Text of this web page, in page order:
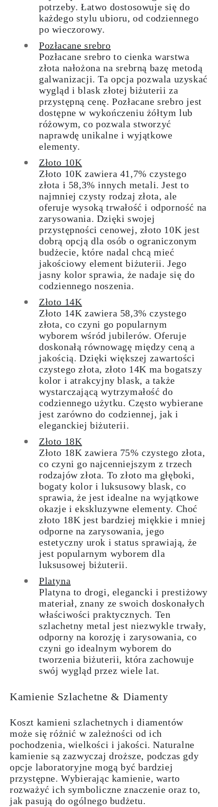
potrzeby. Łatwo dostosowuje się do
każdego stylu ubioru, od codziennego
po wieczorowy.
Pozłacane srebro
Pozłacane srebro to cienka warstwa
złota nałożona na srebrną bazę metodą
galwanizacji. Ta opcja pozwala uzyskać
wygląd i blask złotej biżuterii za
przystępną cenę. Pozłacane srebro jest
dostępne w wykończeniu żółtym lub
różowym, co pozwala stworzyć
naprawdę unikalne i wyjątkowe
elementy.
Złoto 10K
Złoto 10K zawiera 41,7% czystego
złota i 58,3% innych metali. Jest to
najmniej czysty rodzaj złota, ale
oferuje wysoką trwałość i odporność na
zarysowania. Dzięki swojej
przystępności cenowej, złoto 10K jest
dobrą opcją dla osób o ograniczonym
budżecie, które nadal chcą mieć
jakościowy element biżuterii. Jego
jasny kolor sprawia, że nadaje się do
codziennego noszenia.
Złoto 14K
Złoto 14K zawiera 58,3% czystego
złota, co czyni go popularnym
wyborem wśród jubilerów. Oferuje
doskonałą równowagę między ceną a
jakością. Dzięki większej zawartości
czystego złota, złoto 14K ma bogatszy
kolor i atrakcyjny blask, a także
wystarczającą wytrzymałość do
codziennego użytku. Często wybierane
jest zarówno do codziennej, jak i
eleganckiej biżuterii.
Złoto 18K
Złoto 18K zawiera 75% czystego złota,
co czyni go najcenniejszym z trzech
rodzajów złota. To złoto ma głęboki,
bogaty kolor i luksusowy blask, co
sprawia, że jest idealne na wyjątkowe
okazje i ekskluzywne elementy. Choć
złoto 18K jest bardziej miękkie i mniej
odporne na zarysowania, jego
estetyczny urok i status sprawiają, że
jest popularnym wyborem dla
luksusowej biżuterii.
Platyna
Platyna to drogi, elegancki i prestiżowy
materiał, znany ze swoich doskonałych
właściwości praktycznych. Ten
szlachetny metal jest niezwykle trwały,
odporny na korozję i zarysowania, co
czyni go idealnym wyborem do
tworzenia biżuterii, która zachowuje
swój wygląd przez wiele lat.
Kamienie Szlachetne & Diamenty
Koszt kamieni szlachetnych i diamentów
może się różnić w zależności od ich
pochodzenia, wielkości i jakości. Naturalne
kamienie są zazwyczaj droższe, podczas gdy
opcje laboratoryjne mogą być bardziej
przystępne. Wybierając kamienie, warto
rozważyć ich symboliczne znaczenie oraz to,
jak pasują do ogólnego budżetu.